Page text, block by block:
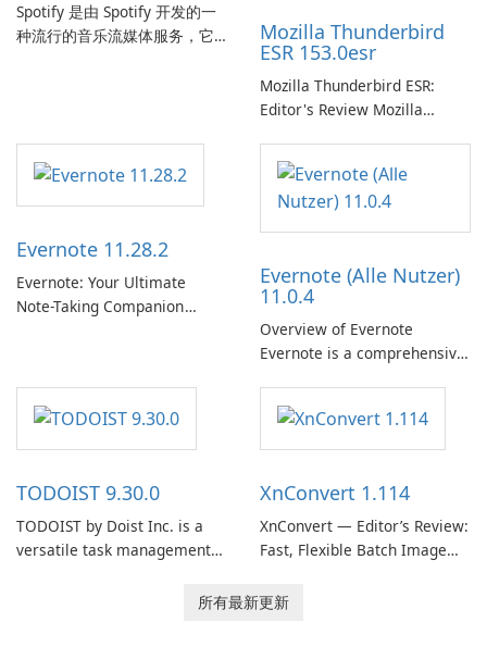
Spotify 是由 Spotify 开发的一
种流行的音乐流媒体服务，它
的音乐体验，让他们发现、流
式传输和欣赏他们最喜欢的音
Mozilla Thunderbird
ESR 153.0esr
Mozilla Thunderbird ESR:
Editor's Review Mozilla
Support Release) is the long-
term support channel of the
Thunderbird desktop email
client designed for
need predictable …
Evernote 11.28.2
Evernote: Your Ultimate
Note-Taking Companion
helps users capture ideas,
organize to-do lists, and keep
track of important
Evernote (Alle Nutzer)
11.0.4
Overview of Evernote
Evernote is a comprehensive
software designed to help
users capture, organize, and
access information across
TODOIST 9.30.0
TODOIST by Doist Inc. is a
versatile task management
XnConvert 1.114
XnConvert — Editor’s Review:
Fast, Flexible Batch Image
macOS and Linux XnConvert
所有最新更新